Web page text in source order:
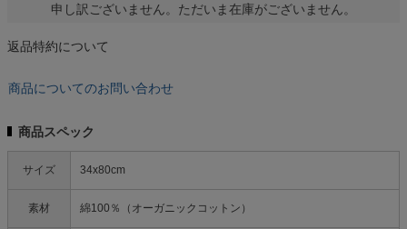
申し訳ございません。ただいま在庫がございません。
返品特約について
商品についてのお問い合わせ
商品スペック
サイズ 34x80cm
素材 綿100％（オーガニックコットン）